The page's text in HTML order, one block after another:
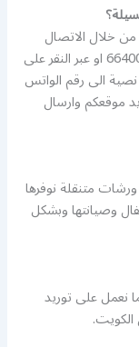
خلال الاتصال
على ارقام الموضحة على موقعنا الالكتروني 66400366 او عبر النقر على
نصية الى رقم الواتس
موقعكم وارسال
متنقلة نوفرها
وصيانتها وبشكل
نعمل على توريد